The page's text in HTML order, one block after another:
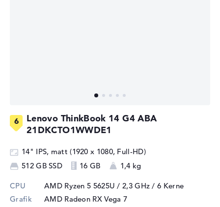
Lenovo ThinkBook 14 G4 ABA
21DKCTO1WWDE1
14" IPS, matt (1920 x 1080, Full-HD)
512 GB SSD
16 GB 1,4 kg
CPU AMD Ryzen 5 5625U / 2,3 GHz / 6 Kerne
Grafik
AMD Radeon RX Vega 7